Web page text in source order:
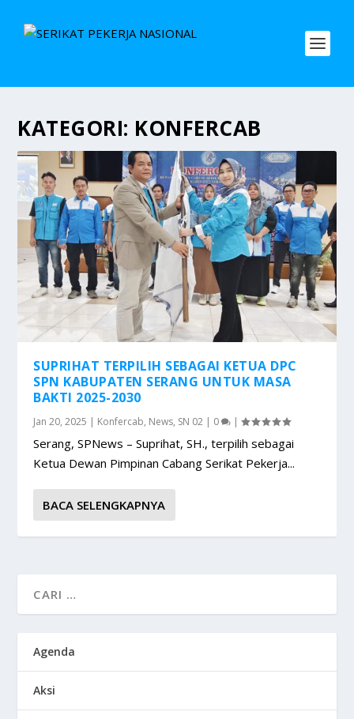
KATEGORI: KONFERCAB
SUPRIHAT TERPILIH SEBAGAI KETUA DPC
SPN KABUPATEN SERANG UNTUK MASA
BAKTI 2025-2030
Jan 20, 2025 | Konfercab, News, SN 02 | 0 |
Serang, SPNews – Suprihat, SH., terpilih sebagai
Ketua Dewan Pimpinan Cabang Serikat Pekerja...
BACA SELENGKAPNYA
Agenda
Aksi